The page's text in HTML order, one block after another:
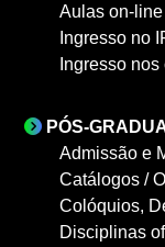
Aulas on-
Ingresso no
Ingresso
PÓS-
Admissão e
Catálogos /
Colóquios,
Disciplinas